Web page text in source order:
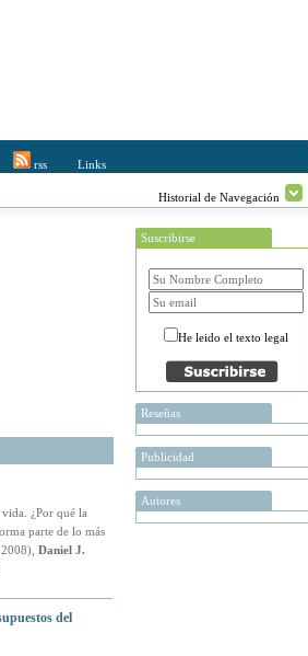
rss Links
Historial de Navegación
¿Por qué la
parte de lo más
Daniel J.
del
Suscribirse
He leido el texto legal
Reseñas
Publicidad
Autores